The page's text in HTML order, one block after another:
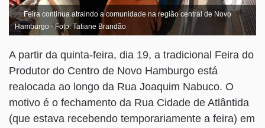
Feira continua atraindo a comunidade na região central de Novo
Hamburgo - Foto: Tatiane Brandão
A partir da quinta-feira, dia 19, a tradicional Feira do
Produtor do Centro de Novo Hamburgo está
realocada ao longo da Rua Joaquim Nabuco. O
motivo é o fechamento da Rua Cidade de Atlântida
(que estava recebendo temporariamente a feira) em